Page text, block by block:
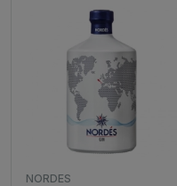
NORDES